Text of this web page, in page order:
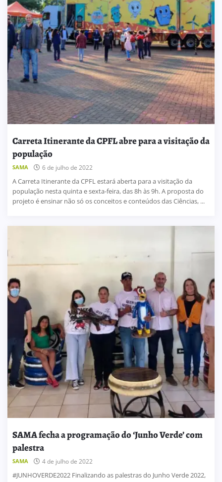
Carreta Itinerante da CPFL abre para a visitação da
população
SAMA 6 de julho de 2022
A Carreta Itinerante da CPFL estará aberta para a visitação da
população nesta quinta e sexta-feira, das 8h às 9h. A proposta do
projeto é ensinar não só os conceitos e conteúdos das Ciências, ...
SAMA fecha a programação do ‘Junho Verde’ com
palestra
SAMA 4 de julho de 2022
#JUNHOVERDE2022 Finalizando as palestras do Junho Verde 2022,